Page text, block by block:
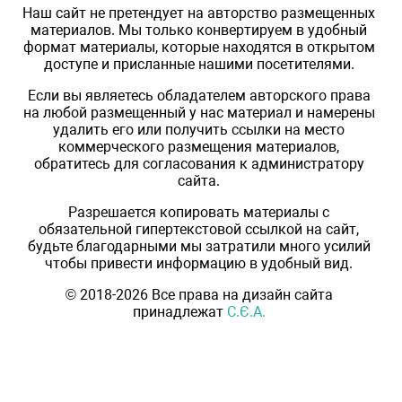
Наш сайт не претендует на авторство размещенных
материалов. Мы только конвертируем в удобный
формат материалы, которые находятся в открытом
доступе и присланные нашими посетителями.
Если вы являетесь обладателем авторского права
на любой размещенный у нас материал и намерены
удалить его или получить ссылки на место
коммерческого размещения материалов,
обратитесь для согласования к администратору
сайта.
Разрешается копировать материалы с
обязательной гипертекстовой ссылкой на сайт,
будьте благодарными мы затратили много усилий
чтобы привести информацию в удобный вид.
© 2018-2026 Все права на дизайн сайта
принадлежат С.Є.А.